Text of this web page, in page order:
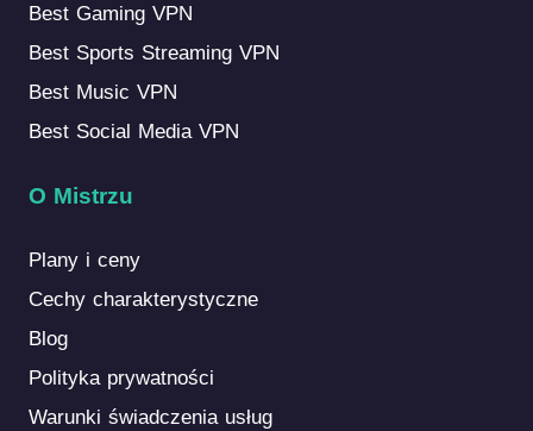
Best Gaming VPN
Best Sports Streaming VPN
Best Music VPN
Best Social Media VPN
O Mistrzu
Plany i ceny
Cechy charakterystyczne
Blog
Polityka prywatności
Warunki świadczenia usług